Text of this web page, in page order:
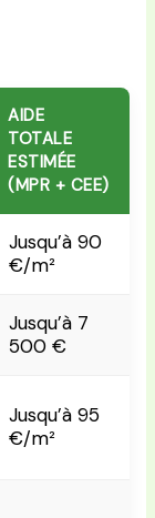
AIDE
TOTALE
ESTIMÉE
(MPR + CEE)
Jusqu’à 90
€/m²
Jusqu’à 7
500 €
Jusqu’à 95
€/m²